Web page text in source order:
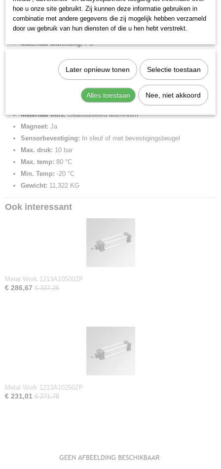
Diameter:100 mm
Slag:950 mm
Aansluiting perslucht:1/2" BSPP
Materiaal afdichting:PU
Zuigerstangschroefdraad:M20x1,5
Zuigerstangdiameter:25 mm
Aluminium
Gecoat aluminium
Materiaal buis:Geanodiseerd aluminium
Magneet: Ja
Sensorbevestiging:
In sleuf of met bevestigingsbeugel
Max. druk: 10 bar
Max. temp: 80 °C
Min. Temp: -20 °C
Gewicht: 11,322 KG
Ook interessant
Metal Work 1213A10500ZP
€ 286,67 € 337,26
Metal Work 1213A10250ZP
€ 231,01 € 271,78
hoe u onze site gebruikt. Zij kunnen deze informatie gebruiken in
combinatie met andere gegevens die zij mogelijk hebben verzameld
door uw gebruik van hun diensten of die u hen hebt verstrekt.
Later opnieuw tonen Selectie toestaan
Alles toestaan Nee, niet akkoord